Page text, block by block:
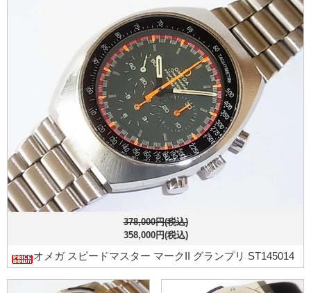
378,000円(税込)
358,000円(税込)
オメガ スピードマスター マークII グランプリ ST145014